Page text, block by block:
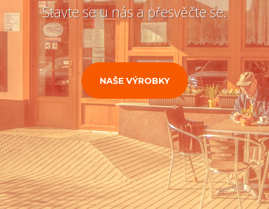
Stavte se u nás a přesvěčte se.
NAŠE VÝROBKY